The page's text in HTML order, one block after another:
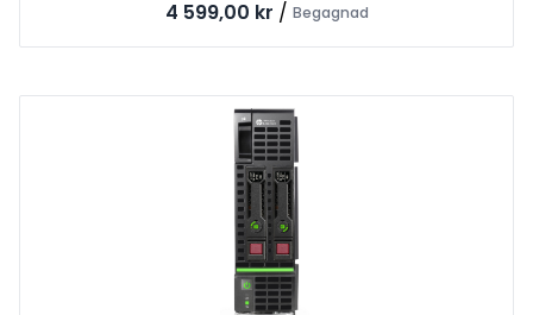
4 599,00 kr / Begagnad